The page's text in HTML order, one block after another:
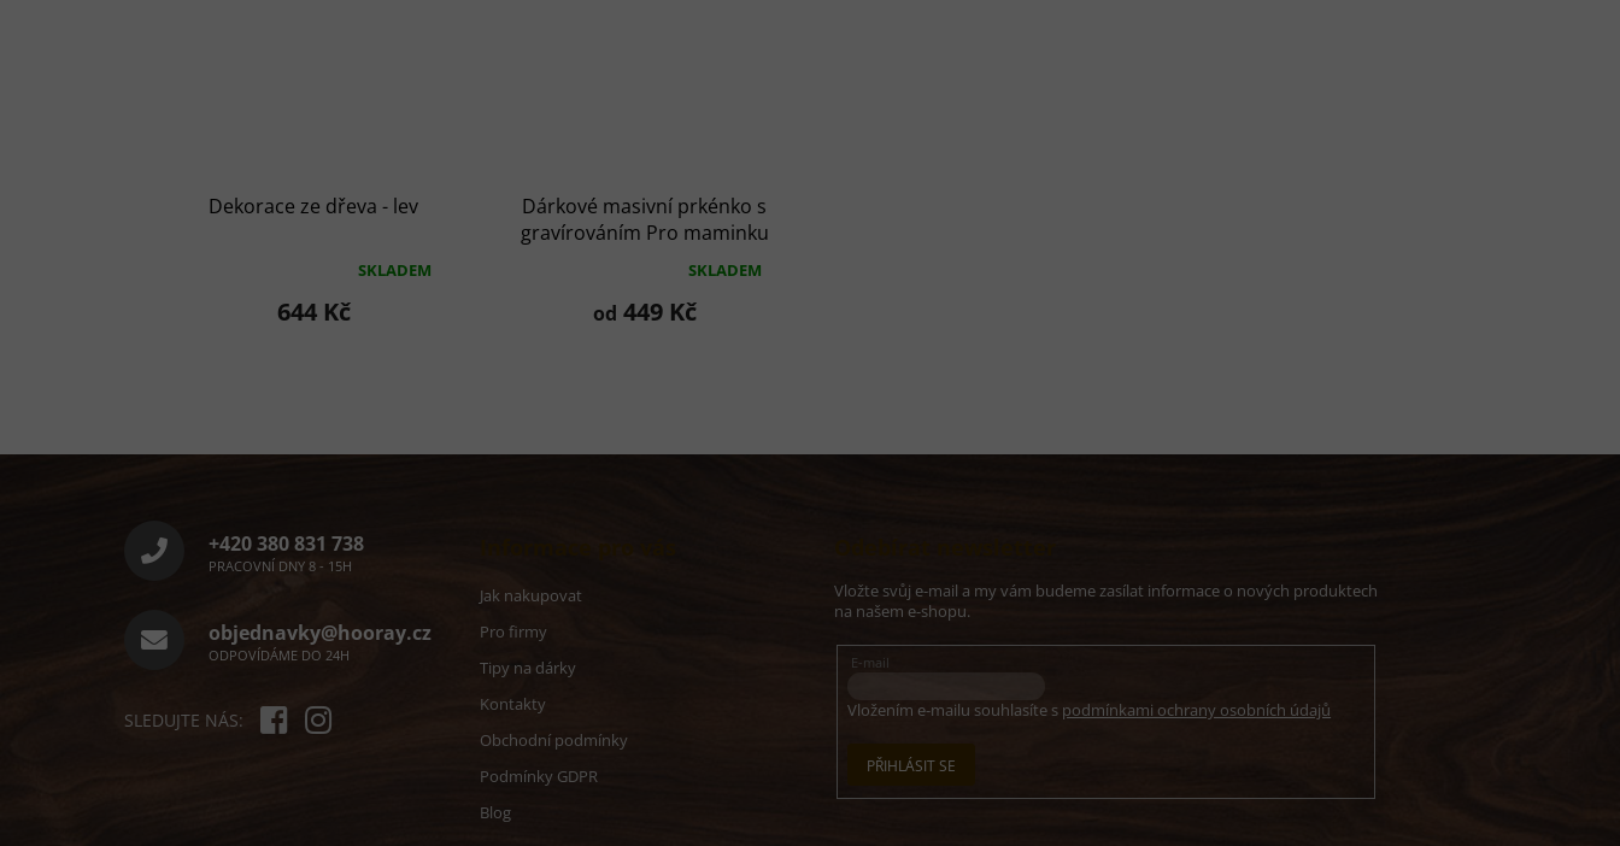
Dekorace ze dřeva - lev
SKLADEM
644 Kč
Dárkové masivní prkénko s
gravírováním Pro maminku
(3 velikosti)
produktu
SKLADEM
od 449 Kč
+420 380 831 738
PRACOVNÍ DNY 8 - 15H
objednavky@hooray.cz
ODPOVÍDÁME DO 24H
SLEDUJTE NÁS:
Jak nakupovat
Pro firmy
Tipy na dárky
Kontakty
Obchodní podmínky
Podmínky GDPR
Blog
Vložte svůj e-mail a my vám budeme zasílat informace o nových produktech
na našem e-shopu.
E-mail
Vložením e-mailu souhlasíte s podmínkami ochrany osobních údajů
PŘIHLÁSIT SE